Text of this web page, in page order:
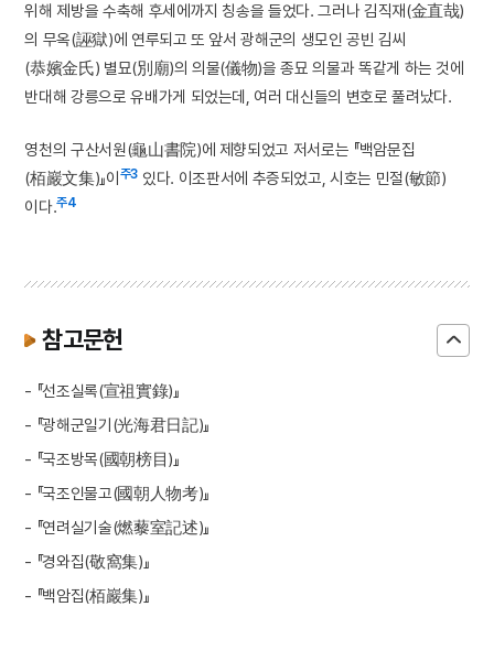
위해 제방을 수축해 후세에까지 칭송을 들었다. 그러나 김직재(金直哉)
의 무옥(誣獄)에 연루되고 또 앞서 광해군의 생모인 공빈 김씨
(恭嬪金氏) 별묘(別廟)의 의물(儀物)을 종묘 의물과 똑같게 하는 것에
반대해 강릉으로 유배가게 되었는데, 여러 대신들의 변호로 풀려났다.
영천의 구산서원(龜山書院)에 제향되었고 저서로는 『백암문집
(栢巖文集)』이주3 있다. 이조판서에 추증되었고, 시호는 민절(敏節)
이다.주4
참고문헌
- 『선조실록(宣祖實錄)』
- 『광해군일기(光海君日記)』
- 『국조방목(國朝榜目)』
- 『국조인물고(國朝人物考)』
- 『연려실기술(燃藜室記述)』
- 『경와집(敬窩集)』
- 『백암집(栢巖集)』